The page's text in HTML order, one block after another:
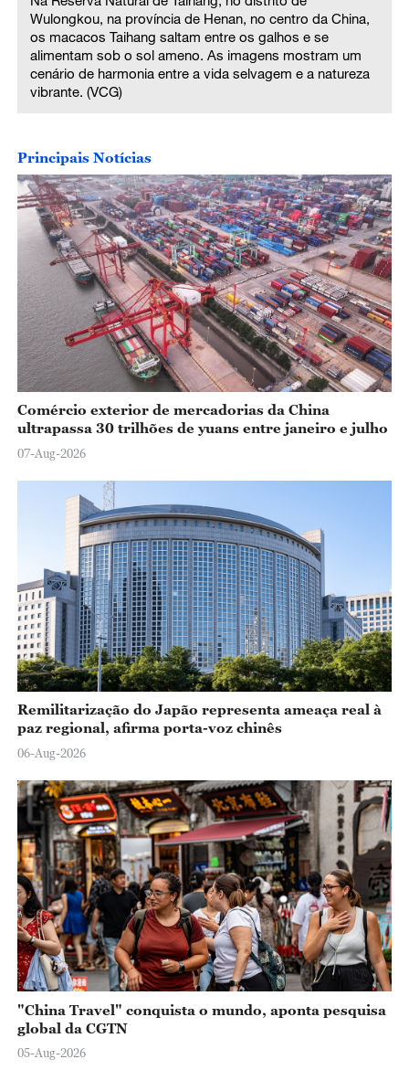
Wulongkou, na província de Henan, no centro da China,
os macacos Taihang saltam entre os galhos e se
alimentam sob o sol ameno. As imagens mostram um
cenário de harmonia entre a vida selvagem e a natureza
vibrante. (VCG)
Principais Notícias
Comércio exterior de mercadorias da China
ultrapassa 30 trilhões de yuans entre janeiro e julho
07-Aug-2026
Remilitarização do Japão representa ameaça real à
paz regional, afirma porta-voz chinês
06-Aug-2026
"China Travel" conquista o mundo, aponta pesquisa
global da CGTN
05-Aug-2026